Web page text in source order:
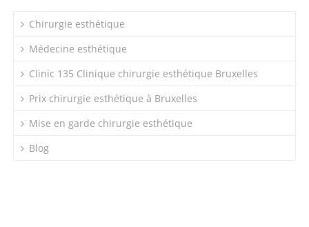
Chirurgie esthétique
Médecine esthétique
Clinic 135 Clinique chirurgie esthétique Bruxelles
Prix chirurgie esthétique à Bruxelles
Mise en garde chirurgie esthétique
Blog